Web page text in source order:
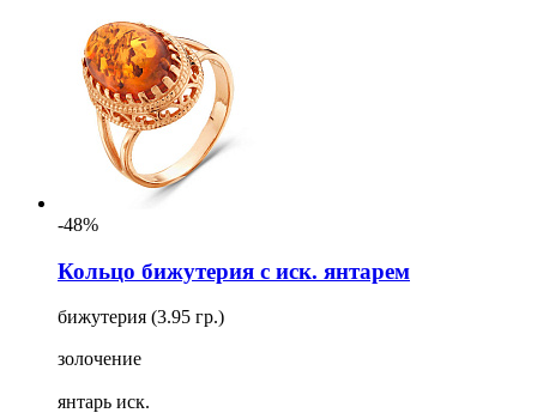
-48%
Кольцо бижутерия с иск. янтарем
бижутерия (3.95 гр.)
золочение
янтарь иск.